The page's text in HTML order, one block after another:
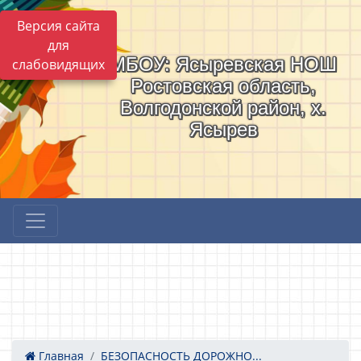
Версия сайта
для
слабовидящих
МБОУ: Ясыревская НОШ
Ростовская область,
Волгодонской район, х.
Ясырев
Главная
БЕЗОПАСНОСТЬ ДОРОЖНО...